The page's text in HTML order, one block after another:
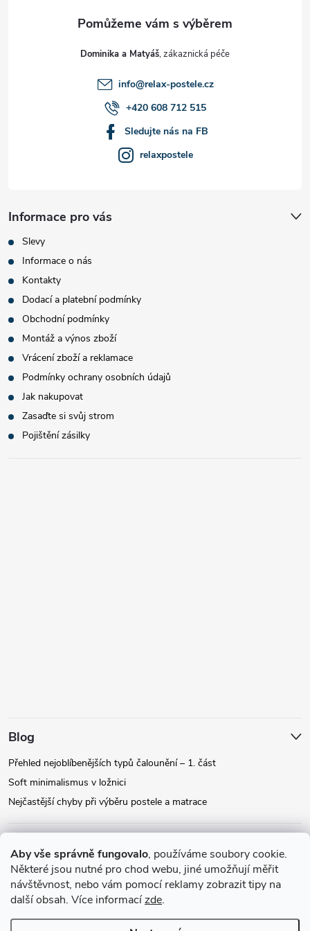
Aby vše správně fungovalo, používáme soubory cookie.
Některé jsou nutné pro chod webu, jiné umožňují měřit
návštěvnost, nebo vám pomocí reklamy zobrazit tipy na
další obsah. Více informacízde.
Dominika a Matyáš
info@relax-postele.cz
+420 608 712 515
Sledujte nás na FB
relaxpostele
Informace pro vás
Slevy
Informace o nás
Kontakty
Dodací a platební podmínky
Obchodní podmínky
Montáž a výnos zboží
Vrácení zboží a reklamace
Podmínky ochrany osobních údajů
Jak nakupovat
Zasaďte si svůj strom
Pojištění zásilky
Blog
Přehled nejoblíbenějších typů čalounění – 1. část
Soft minimalismus v ložnici
Nejčastější chyby při výběru postele a matrace
Instagram